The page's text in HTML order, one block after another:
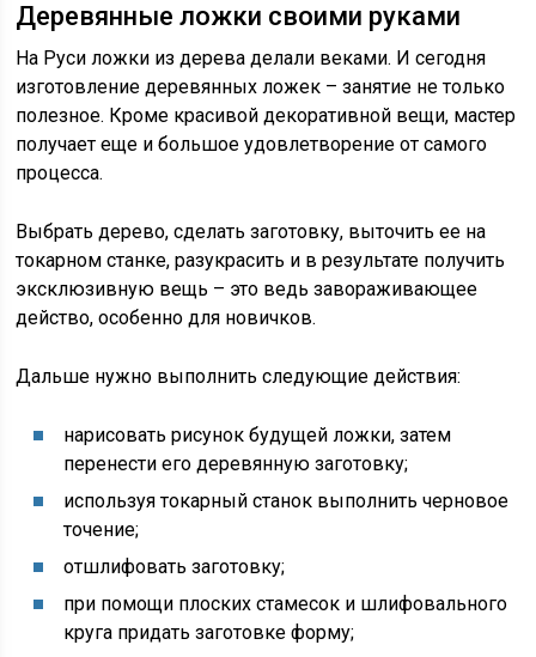
Деревянные ложки своими руками
На Руси ложки из дерева делали веками. И сегодня
изготовление деревянных ложек – занятие не только
полезное. Кроме красивой декоративной вещи, мастер
получает еще и большое удовлетворение от самого
процесса.
Выбрать дерево, сделать заготовку, выточить ее на
токарном станке, разукрасить и в результате получить
эксклюзивную вещь – это ведь завораживающее
действо, особенно для новичков.
Дальше нужно выполнить следующие действия:
нарисовать рисунок будущей ложки, затем
перенести его деревянную заготовку;
используя токарный станок выполнить черновое
точение;
отшлифовать заготовку;
при помощи плоских стамесок и шлифовального
круга придать заготовке форму;